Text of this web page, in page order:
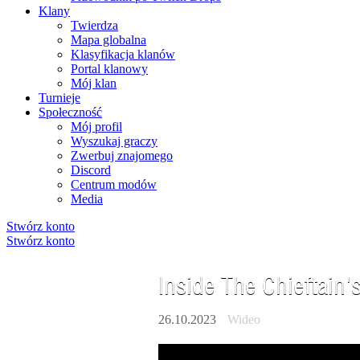
Klany
Twierdza
Mapa globalna
Klasyfikacja klanów
Portal klanowy
Mój klan
Turnieje
Społeczność
Mój profil
Wyszukaj graczy
Zwerbuj znajomego
Discord
Centrum modów
Media
Stwórz konto
Stwórz konto
Inside The
26.10.2023 Wideo